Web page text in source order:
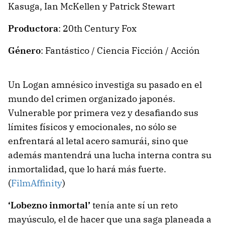
Kasuga, Ian McKellen y Patrick Stewart
Productora: 20th Century Fox
Género: Fantástico / Ciencia Ficción / Acción
Un Logan amnésico investiga su pasado en el
mundo del crimen organizado japonés.
Vulnerable por primera vez y desafiando sus
límites físicos y emocionales, no sólo se
enfrentará al letal acero samurái, sino que
además mantendrá una lucha interna contra su
inmortalidad, que lo hará más fuerte.
(FilmAffinity)
‘Lobezno inmortal’ tenía ante sí un reto
mayúsculo, el de hacer que una saga planeada a